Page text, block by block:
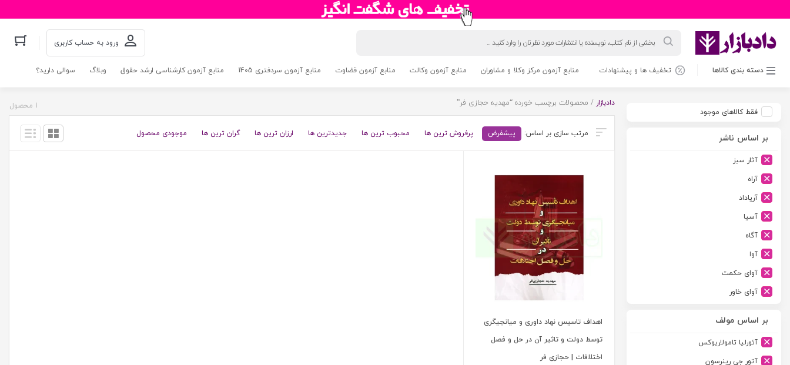
محصولات ورود به حساب کاربری
دسته بندی کالاها تخفیف ها و پیشنهادات منابع آزمون مرکز وکلا و مشاوران منابع آزمون وکالت منابع آزمون قضاوت منابع آزمون سردفتری 1405 منابع آزمون کارشناسی ارشد حقوق وبلاگ سوالی دارید؟
فقط کالاهای موجود
بر اساس ناشر
آثار سبز
آراه
آریاداد
آسیا
آگاه
آوا
آوای حکمت
آوای خاور
آیدین
بر اساس مولف
آئورلیا تامولاریوکس
آتور جی رینرسون
دادبازار / محصولات برچسب خورده “مهدیه حجازی فر” 1 محصول
پیشفرض پرفروش ترین ها محبوب ترین ها جدیدترین ها ارزان ترین ها گران ترین ها موجودی محصول
اهداف تاسیس نهاد داوری و میانجیگری
توسط دولت و تاثیر آن در حل و فصل
اختلافات | حجازی فر